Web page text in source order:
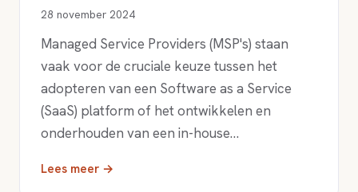
28 november 2024
Managed Service Providers (MSP's) staan
vaak voor de cruciale keuze tussen het
adopteren van een Software as a Service
(SaaS) platform of het ontwikkelen en
onderhouden van een in-house…
Lees meer →